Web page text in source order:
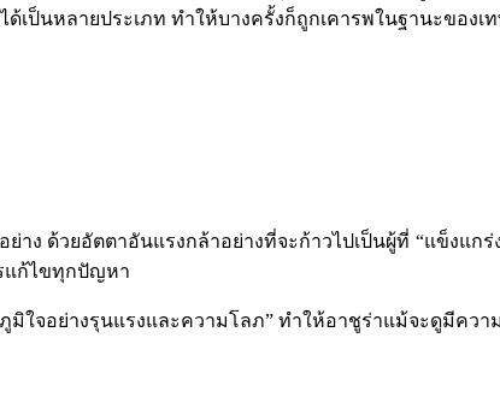
ป็นหลายประเภท ทำให้บางครั้งก็ถูกเคารพในฐานะของเ
วยอัตตาอันแรงกล้าอย่างที่จะก้าวไปเป็นผู้ที่ “แข็งแกร่
แก้ไขทุกปัญหา
ย่างรุนแรงและความโลภ” ทำให้อาชูร่าแม้จะดูมีควา